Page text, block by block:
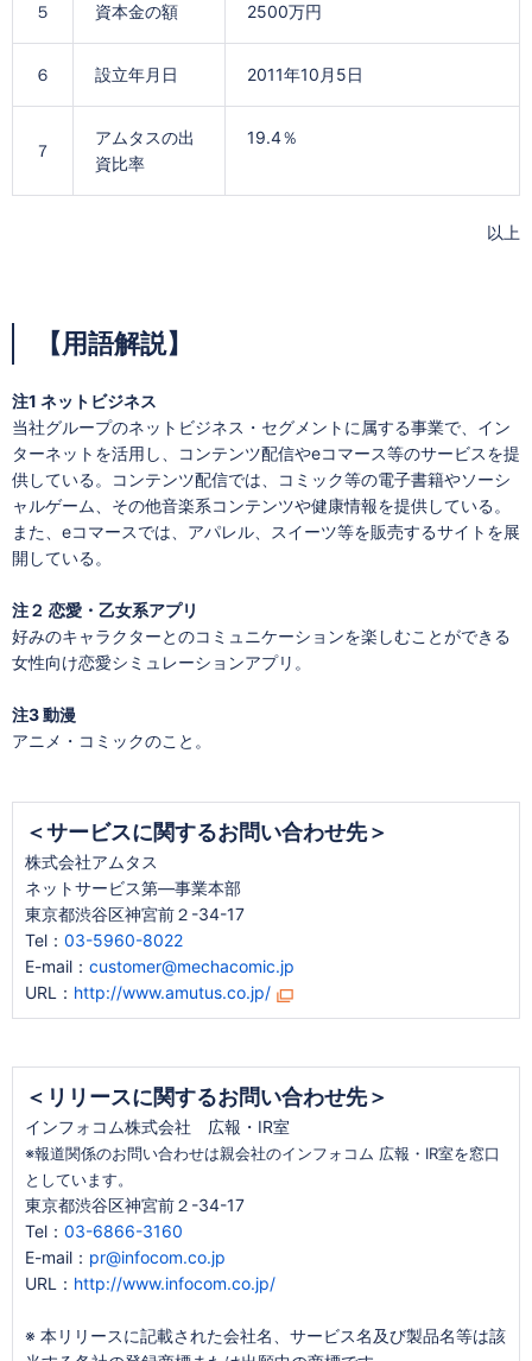
５ 資本金の額 2500万円
６ 設立年月日 2011年10月5日
７
アムタスの出
資比率
19.4％
以上
【用語解説】
注1 ネットビジネス
当社グループのネットビジネス・セグメントに属する事業で、イン
ターネットを活用し、コンテンツ配信やeコマース等のサービスを提
供している。コンテンツ配信では、コミック等の電子書籍やソーシ
ャルゲーム、その他音楽系コンテンツや健康情報を提供している。
また、eコマースでは、アパレル、スイーツ等を販売するサイトを展
開している。
注２ 恋愛・乙女系アプリ
好みのキャラクターとのコミュニケーションを楽しむことができる
女性向け恋愛シミュレーションアプリ。
注3 動漫
アニメ・コミックのこと。
＜サービスに関するお問い合わせ先＞
株式会社アムタス
ネットサービス第―事業本部
東京都渋谷区神宮前２-34-17
Tel： 03-5960-8022
E-mail： customer@mechacomic.jp
URL： http://www.amutus.co.jp/
＜リリースに関するお問い合わせ先＞
インフォコム株式会社 広報・IR室
※報道関係のお問い合わせは親会社のインフォコム 広報・IR室を窓口
としています。
東京都渋谷区神宮前２-34-17
Tel： 03-6866-3160
E-mail： pr@infocom.co.jp
URL： http://www.infocom.co.jp/
※ 本リリースに記載された会社名、サービス名及び製品名等は該